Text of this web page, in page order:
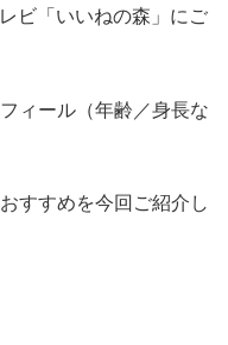
ビ「いいねの森」にご
ィール（年齢／身長な
すすめを今回ご紹介し